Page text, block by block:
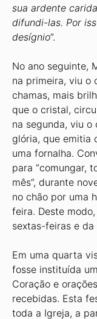
sua ardente
difundi-las. Por
desígnio”.
No ano seguinte,
na primeira, viu o
chamas, mais
que o cristal,
na segunda, viu
glória, que emitia
uma fornalha.
para “comungar,
mês”, durante
no chão por uma
feira. Deste
sextas-feiras e da
Em uma quarta
fosse instituída
Coração e
recebidas. Esta
toda a Igreja, a